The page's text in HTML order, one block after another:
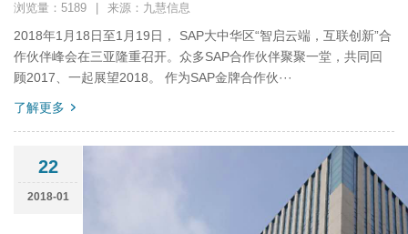
浏览量：5189 来源：九慧信息
2018年1月18日至1月19日， SAP大中华区“智启云端，互联创新”合
作伙伴峰会在三亚隆重召开。众多SAP合作伙伴聚聚一堂，共同回
顾2017、一起展望2018。 作为SAP金牌合作伙···
了解更多
22
2018-01